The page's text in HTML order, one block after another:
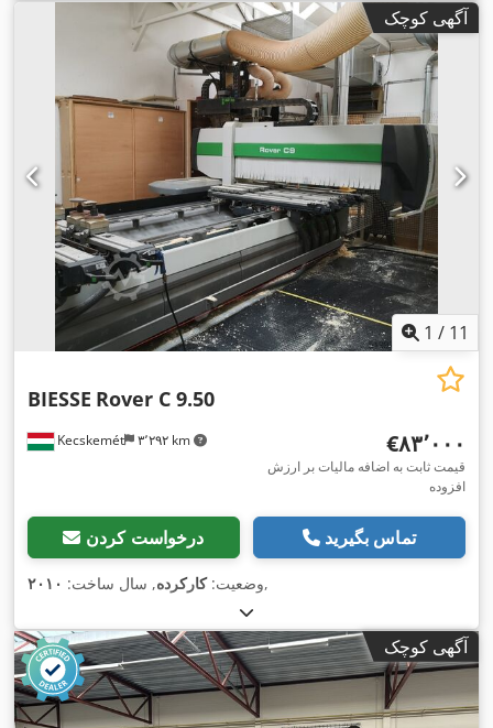
آگهی کوچک
1 / 11
Kecskemét ۳٬۲۹۲ km
BIESSE Rover C 9.50
‎€۸۳٬۰۰۰
قیمت ثابت به اضافه مالیات بر ارزش
افزوده
درخواست کردن تماس بگیرید
وضعیت:کارکرده, سال ساخت: ۲۰۱۰ ,
آگهی کوچک